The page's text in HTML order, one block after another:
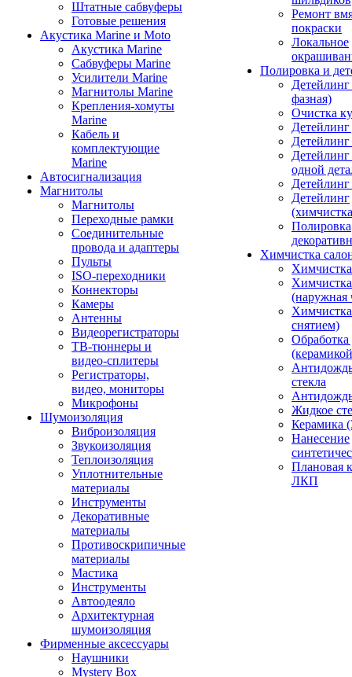
Штатные сабвуферы
Готовые решения
Акустика Marine и Moto
Акустика Marine
Сабвуферы Marine
Усилители Marine
Магнитолы Marine
Крепления-хомуты
Marine
Кабель и
комплектующие
Marine
Автосигнализация
Магнитолы
Магнитолы
Переходные рамки
Соединительные
провода и адаптеры
Пульты
ISO-переходники
Коннекторы
Камеры
Антенны
Видеорегистраторы
ТВ-тюннеры и
видео-сплитеры
Регистраторы,
видео, мониторы
Микрофоны
Шумоизоляция
Виброизоляция
Звукоизоляция
Теплоизоляция
Уплотнительные
материалы
Инструменты
Декоративные
материалы
Противоскрипичные
материалы
Мастика
Инструменты
Автоодеяло
Архитектурная
шумоизоляция
Фирменные аксессуары
Наушники
Mystery Box
Ремонт
покраски
Локальное
Полировка и
фазная)
Очистка
Детейлинг
одной
Детейлинг
Полировка
Химчистка
(наружная
снятием)
Обработка
стекла
Жидкое
Керамика
Нанесение
Плановая
ЛКП